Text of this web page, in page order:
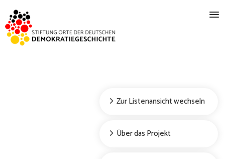
Zur Listenansicht wechseln
Über das Projekt